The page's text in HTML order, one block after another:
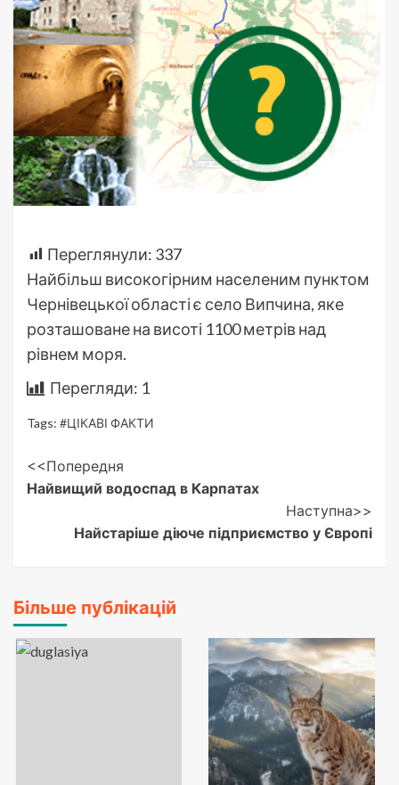
Переглянули: 337
Найбільш високогірним населеним пунктом
Чернівецької області є село Випчина, яке
розташоване на висоті 1100 метрів над
рівнем моря.
Перегляди: 1
Tags: #ЦІКАВІ ФАКТИ
Post
Navigation
<<Попередня
Найвищий водоспад в Карпатах
Наступна>>
Найстаріше діюче підприємство у Європі
Більше публікацій